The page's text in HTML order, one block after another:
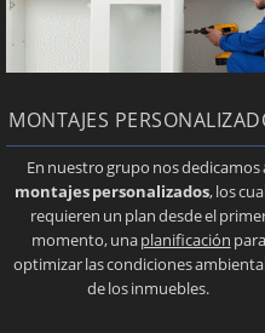
MONTAJES
En nuestro grupo nos dedicamos
montajes personalizados, los
requieren un plan desde el
momento, unaplanificación para
optimizar las condiciones
de los inmuebles.